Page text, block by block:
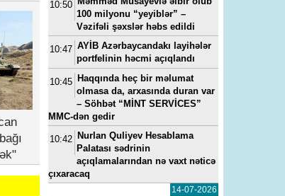
10:50
100 milyonu “yeyiblər” –
Vəzifəli şəxslər həbs edildi
10:47 AYİB Azərbaycandakı layihələr
portfelinin həcmi açıqlandı
10:45 Haqqında heç bir məlumat
olmasa da, arxasında duran var
– Söhbət “MİNT SERVİCES”
MMC-dən gedir
10:42 Nurlan Quliyev Hesablama
Palatası sədrinin
açıqlamalarından nə vaxt nəticə
çıxaracaq
14-07-2026